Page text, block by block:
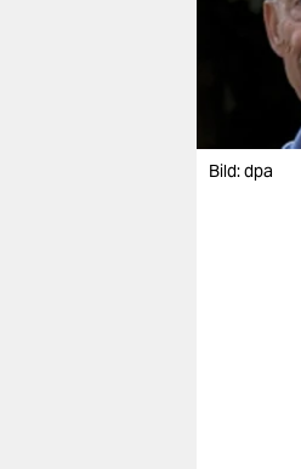
Bild: dpa